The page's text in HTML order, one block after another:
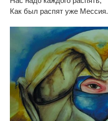
Как был распят уже Мессия.